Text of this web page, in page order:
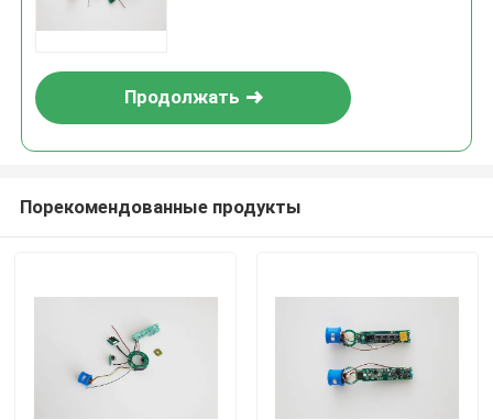
Продолжать
Порекомендованные продукты